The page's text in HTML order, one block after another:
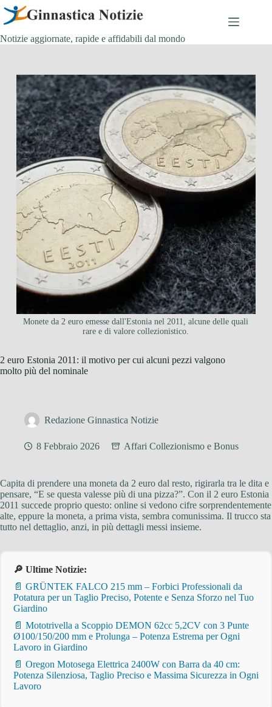
Salta
contenuto
Notizie aggiornate, rapide e affidabili dal mondo
Monete da 2 euro emesse dall'Estonia nel 2011, alcune delle quali
rare e di valore collezionistico.
2 euro Estonia 2011: il motivo per cui alcuni pezzi valgono
molto più del nominale
Redazione Ginnastica Notizie
8 Febbraio 2026 Affari Collezionismo e Bonus
Capita di prendere una moneta da 2 euro dal resto, rigirarla tra le dita e
pensare, “E se questa valesse più di una pizza?”. Con il 2 euro Estonia
2011 succede proprio questo: online si vedono cifre sorprendentemente
alte, eppure la moneta, a prima vista, sembra comunissima. Il trucco sta
tutto nel dettaglio, anzi, in più dettagli messi insieme.
🔎 Ultime Notizie:
📄 GRÜNTEK FALCO 215 mm – Forbici Professionali da
Potatura per un Taglio Preciso, Potente e Senza Sforzo nel Tuo
Giardino
📄 Mototrivella a Scoppio DEMON 62cc 5,2CV con 3 Punte
Ø100/150/200 mm e Prolunga – Potenza Estrema per Ogni
Lavoro in Giardino
📄 Oregon Motosega Elettrica 2400W con Barra da 40 cm:
Potenza Silenziosa, Taglio Preciso e Massima Sicurezza in Ogni
Lavoro